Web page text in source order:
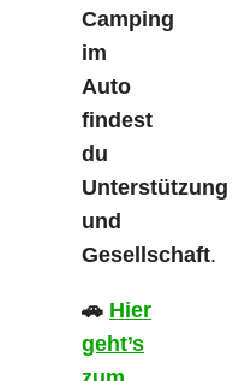
Camping
im
Auto
findest
du
Unterstützung
und
Gesellschaft.
🚗 Hier
geht’s